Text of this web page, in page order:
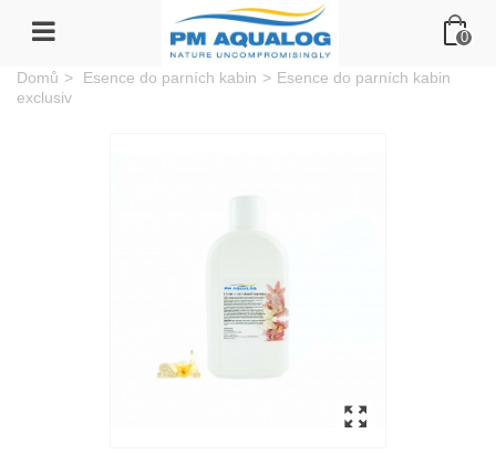
0
Domů > Esence do parních kabin > Esence do parních kabin
exclusiv